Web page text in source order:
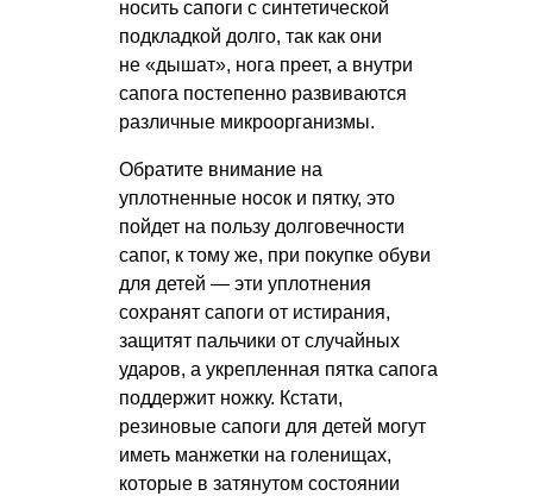
носить сапоги с синтетической
подкладкой долго, так как они
не «дышат», нога преет, а внутри
сапога постепенно развиваются
различные микроорганизмы.
Обратите внимание на
уплотненные носок и пятку, это
пойдет на пользу долговечности
сапог, к тому же, при покупке обуви
для детей — эти уплотнения
сохранят сапоги от истирания,
защитят пальчики от случайных
ударов, а укрепленная пятка сапога
поддержит ножку. Кстати,
резиновые сапоги для детей могут
иметь манжетки на голенищах,
которые в затянутом состоянии